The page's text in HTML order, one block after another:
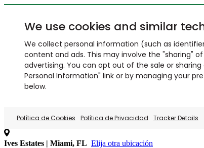
We use cookies and similar
We collect personal information (such as
content and ads. This may involve the "sharing"
advertising. You can opt out of the sale or
Personal Information" link or by managing your
below.
Política de Cookies Política de Privacidad Tracker Details
Ives Estates | Miami, FL Elija otra ubicación